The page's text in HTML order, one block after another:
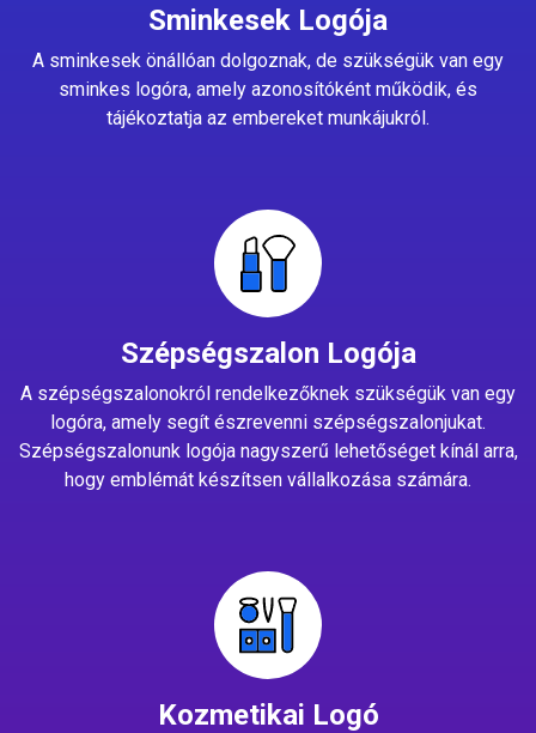
Sminkesek Logója
A sminkesek önállóan dolgoznak, de szükségük van egy
sminkes logóra, amely azonosítóként működik, és
tájékoztatja az embereket munkájukról.
Szépségszalon Logója
A szépségszalonokról rendelkezőknek szükségük van egy
logóra, amely segít észrevenni szépségszalonjukat.
Szépségszalonunk logója nagyszerű lehetőséget kínál arra,
hogy emblémát készítsen vállalkozása számára.
Kozmetikai Logó